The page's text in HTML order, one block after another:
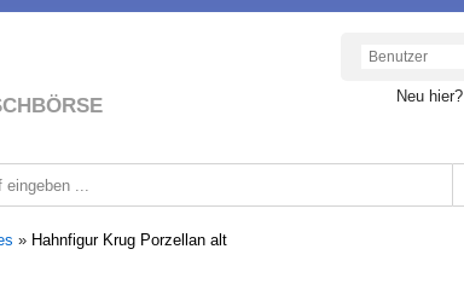
Neu hier?
» Hahnfigur Krug Porzellan alt